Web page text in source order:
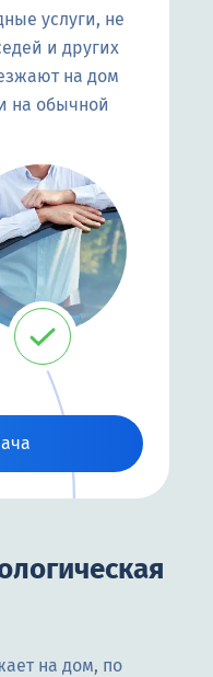
услуги, не
и других
на дом
на обычной
на дом, по